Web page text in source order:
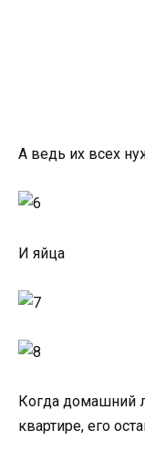
А ведь их всех
И яйца
Когда домашний
квартире, его